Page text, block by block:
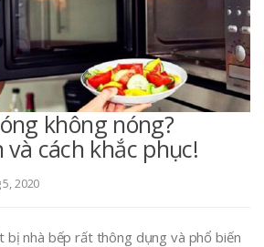
không nóng?
cách khắc phục!
2020
bị nhà bếp rất thông dụng và phổ biến